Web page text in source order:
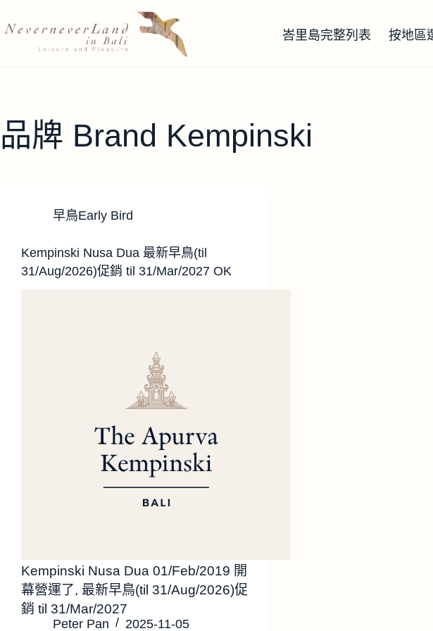
至
峇里島完整列表 按地區
品牌 Brand Kempinski
早鳥Early Bird
Kempinski Nusa Dua 最新早鳥(til
31/Aug/2026)促銷 til 31/Mar/2027 OK
Kempinski Nusa Dua 01/Feb/2019 開
幕營運了, 最新早鳥(til 31/Aug/2026)促
銷 til 31/Mar/2027
Peter Pan 2025-11-05